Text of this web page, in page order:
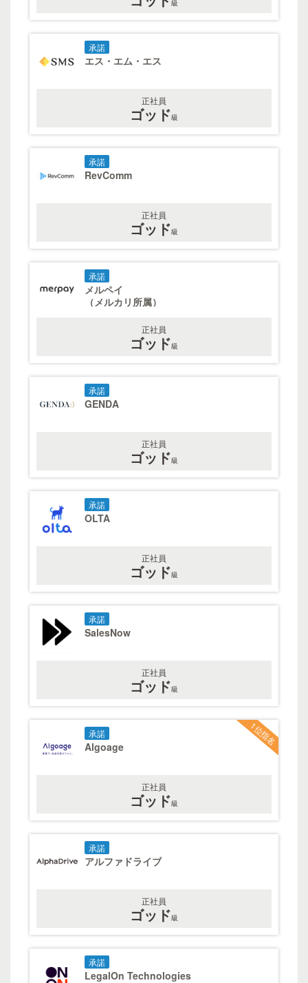
級
承諾
エス・エム・エス
正社員
ゴッド級
承諾
RevComm
正社員
ゴッド級
承諾
メルペイ
（メルカリ所属）
正社員
ゴッド級
承諾
GENDA
正社員
ゴッド級
承諾
OLTA
正社員
ゴッド級
承諾
SalesNow
正社員
ゴッド級
1位指名
承諾
Algoage
正社員
ゴッド級
承諾
アルファドライブ
正社員
ゴッド級
承諾
LegalOn Technologies